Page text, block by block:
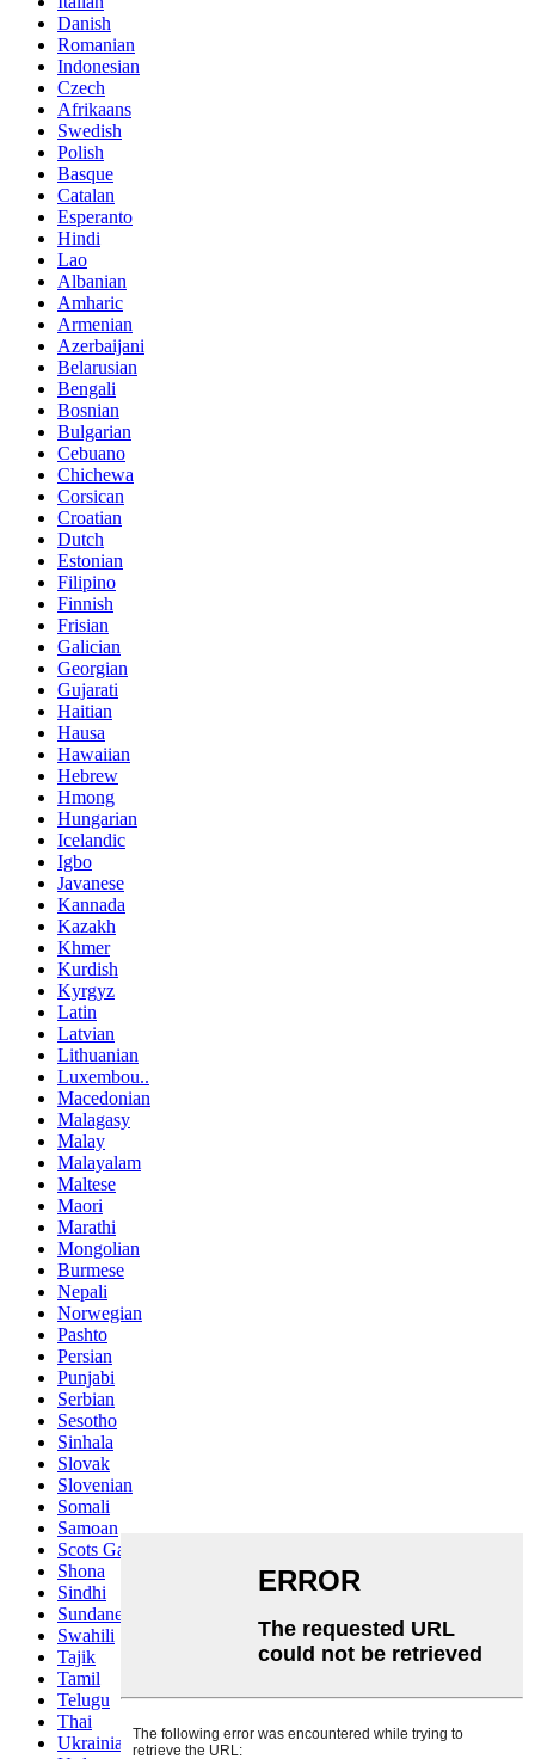
Danish
Romanian
Indonesian
Czech
Afrikaans
Swedish
Polish
Basque
Catalan
Esperanto
Hindi
Lao
Albanian
Amharic
Armenian
Azerbaijani
Belarusian
Bengali
Bosnian
Bulgarian
Cebuano
Chichewa
Corsican
Croatian
Dutch
Estonian
Filipino
Finnish
Frisian
Galician
Georgian
Gujarati
Haitian
Hausa
Hawaiian
Hebrew
Hmong
Hungarian
Icelandic
Igbo
Javanese
Kannada
Kazakh
Khmer
Kurdish
Kyrgyz
Latin
Latvian
Lithuanian
Luxembou..
Macedonian
Malagasy
Malay
Malayalam
Maltese
Maori
Marathi
Mongolian
Burmese
Nepali
Norwegian
Pashto
Persian
Punjabi
Serbian
Sesotho
Sinhala
Slovak
Slovenian
Somali
Samoan
Scots Gaelic
Shona
Sindhi
Sundanese
Swahili
Tajik
Tamil
Telugu
Thai
Ukrainian